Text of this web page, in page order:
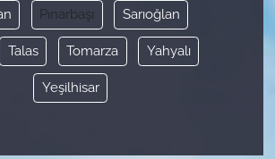
Pınarbaşı Sarıoğlan
Talas Tomarza Yahyalı
Yeşilhisar